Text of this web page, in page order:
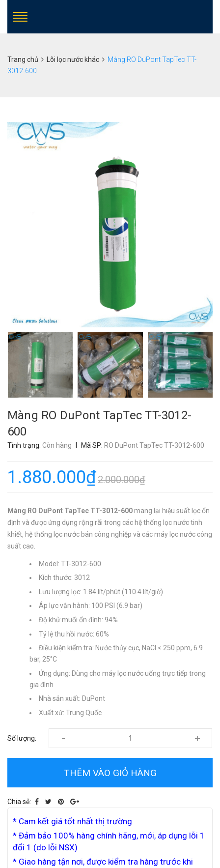
Trang chủ Lõi lọc nước khác
Màng RO DuPont TapTec TT-
3012-600
Màng RO DuPont TapTec TT-3012-
600
Tình trạng: Còn hàng Mã SP: RO DuPont TapTec TT-3012-600
1.880.000₫2.000.000₫
Màng RO DuPont TapTec TT-3012-600mang lại hiệu suất lọc ổn
định và được ứng dụng rộng rãi trong các hệ thống lọc nước tinh
khiết, hệ thống lọc nước bán công nghiệp và các máy lọc nước công
suất cao.
Model: TT-3012-600
Kích thước: 3012
Lưu lượng lọc: 1.84 lít/phút (110.4 lít/giờ)
Áp lực vận hành: 100 PSI (6.9 bar)
Độ khử muối ổn định: 94%
Tỷ lệ thu hồi nước: 60%
Điều kiện kiểm tra: Nước thủy cục, NaCl < 250 ppm, 6.9
bar, 25°C
Ứng dụng: Dùng cho máy lọc nước uống trực tiếp trong
gia đình
Nhà sản xuất: DuPont
Xuất xứ: Trung Quốc
Số lượng: - +
THÊM VÀO GIỎ HÀNG
Chia sẻ:
* Cam kết giá tốt nhất thị trường
* Đảm bảo 100% hàng chính hãng, mới, áp dụng lỗi 1
đổi 1 (do lỗi NSX)
* Giao hàng tận nơi, được kiểm tra hàng trước khi